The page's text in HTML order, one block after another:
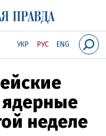
УКР РУС ENG
ядерные
неделе